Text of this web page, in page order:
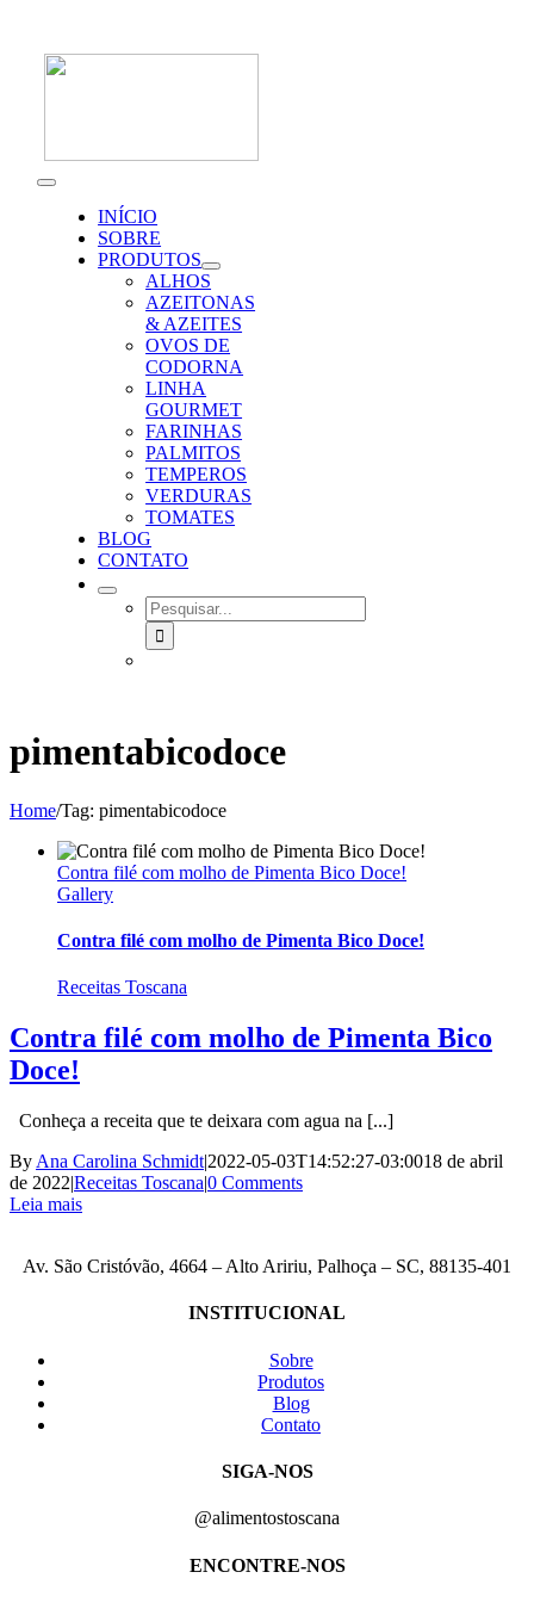
content
Toggle
NavigationINÍCIO
SOBRE
PRODUTOS
ALHOS
AZEITONAS
& AZEITES
OVOS DE
CODORNA
LINHA
GOURMET
FARINHAS
PALMITOS
TEMPEROS
VERDURAS
TOMATES
BLOG
CONTATO
SEARCH
FOR:
pimentabicodoce
Home/Tag: pimentabicodoce
Contra filé com molho de Pimenta Bico Doce!
Gallery
Contra filé com molho de Pimenta Bico Doce!
Receitas Toscana
Contra filé com molho de Pimenta Bico
Doce!
Conheça a receita que te deixara com agua na [...]
By Ana Carolina Schmidt|2022-05-03T14:52:27-03:0018 de abril
de 2022|Receitas Toscana|0 Comments
Leia mais
Av. São Cristóvão, 4664 – Alto Aririu, Palhoça – SC, 88135-401
INSTITUCIONAL
Sobre
Produtos
Blog
Contato
SIGA-NOS
@alimentostoscana
ENCONTRE-NOS